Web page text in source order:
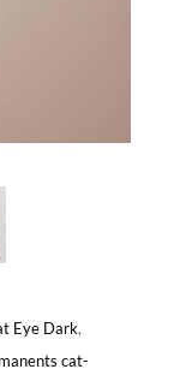
Eye Dark,
cat-